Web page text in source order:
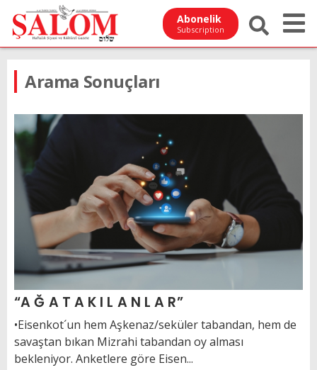
Abonelik
Subscription
Arama Sonuçları
“A Ğ A T A K I L A N L A R”
•Eisenkot´un hem Aşkenaz/seküler tabandan, hem de
savaştan bıkan Mizrahi tabandan oy alması
bekleniyor. Anketlere göre Eisen...